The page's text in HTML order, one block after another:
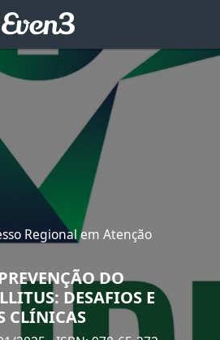
Regional em Atenção
DO
DESAFIOS E
CLÍNICAS